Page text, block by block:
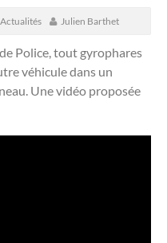
Actualités Julien Barthet
Police, tout gyrophares
véhicule dans un
Une vidéo proposée